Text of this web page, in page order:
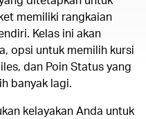
memiliki rangkaian
Kelas ini akan
opsi untuk memilih kursi
dan Poin Status yang
banyak lagi.
kelayakan Anda untuk